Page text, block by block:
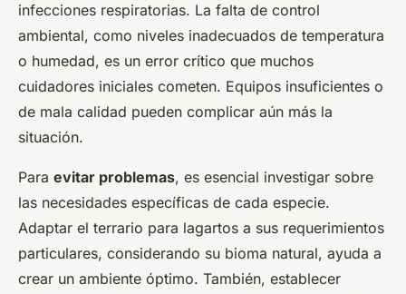
infecciones respiratorias. La falta de control
ambiental, como niveles inadecuados de temperatura
o humedad, es un error crítico que muchos
cuidadores iniciales cometen. Equipos insuficientes o
de mala calidad pueden complicar aún más la
situación.
Para evitar problemas, es esencial investigar sobre
las necesidades específicas de cada especie.
Adaptar el terrario para lagartos a sus requerimientos
particulares, considerando su bioma natural, ayuda a
crear un ambiente óptimo. También, establecer